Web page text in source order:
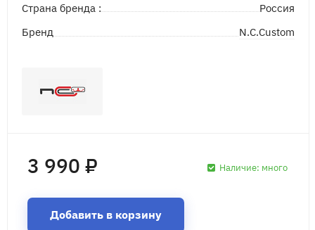
Страна бренда :
Россия
Бренд
N.C.Custom
3 990 ₽ Наличие: много
Добавить в корзину